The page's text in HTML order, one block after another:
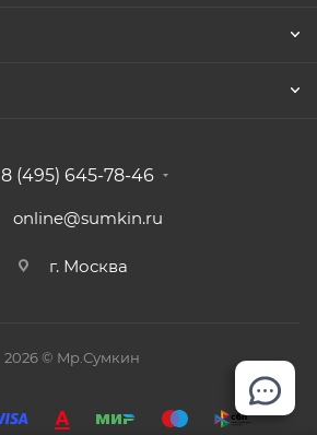
8 (495) 645-78-46
online@sumkin.ru
г. Москва
2026 © Mр.Сумкин